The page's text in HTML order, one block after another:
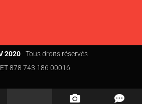
2020- Tous droits réservés
878 743 186 00016